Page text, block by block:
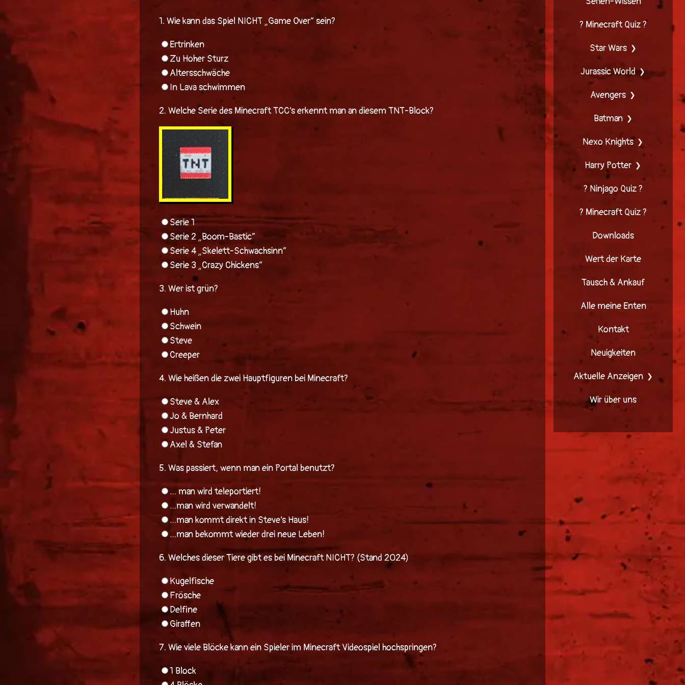
6. Welches dieser Tiere gibt es bei Minecraft NICHT? (Stand 2024)
Kugelfische
Frösche
Delfine
Giraffen
4. Wie heißen die zwei Hauptfiguren bei Minecraft?
Steve & Alex
Jo & Bernhard
Justus & Peter
Axel & Stefan
1. Wie kann das Spiel NICHT „Game Over“ sein?
Ertrinken
Zu Hoher Sturz
Altersschwäche
In Lava schwimmen
2. Welche Serie des Minecraft TCC’s erkennt man an diesem TNT-Block?
Serie 1
Serie 2 „Boom-Bastic“
Serie 4 „Skelett-Schwachsinn“
Serie 3 „Crazy Chickens“
5. Was passiert, wenn man ein Portal benutzt?
… man wird teleportiert!
…man wird verwandelt!
…man kommt direkt in Steve’s Haus!
…man bekommt wieder drei neue Leben!
3. Wer ist grün?
Huhn
Schwein
Steve
Creeper
7. Wie viele Blöcke kann ein Spieler im Minecraft Videospiel hochspringen?
1 Block
? Minecraft Quiz ?
Star Wars
Jurassic World
Avengers
Batman
Nexo Knights
Harry Potter
? Ninjago Quiz ?
? Minecraft Quiz ?
Downloads
Wert der Karte
Tausch & Ankauf
Alle meine Enten
Kontakt
Neuigkeiten
Aktuelle Anzeigen
Wir über uns